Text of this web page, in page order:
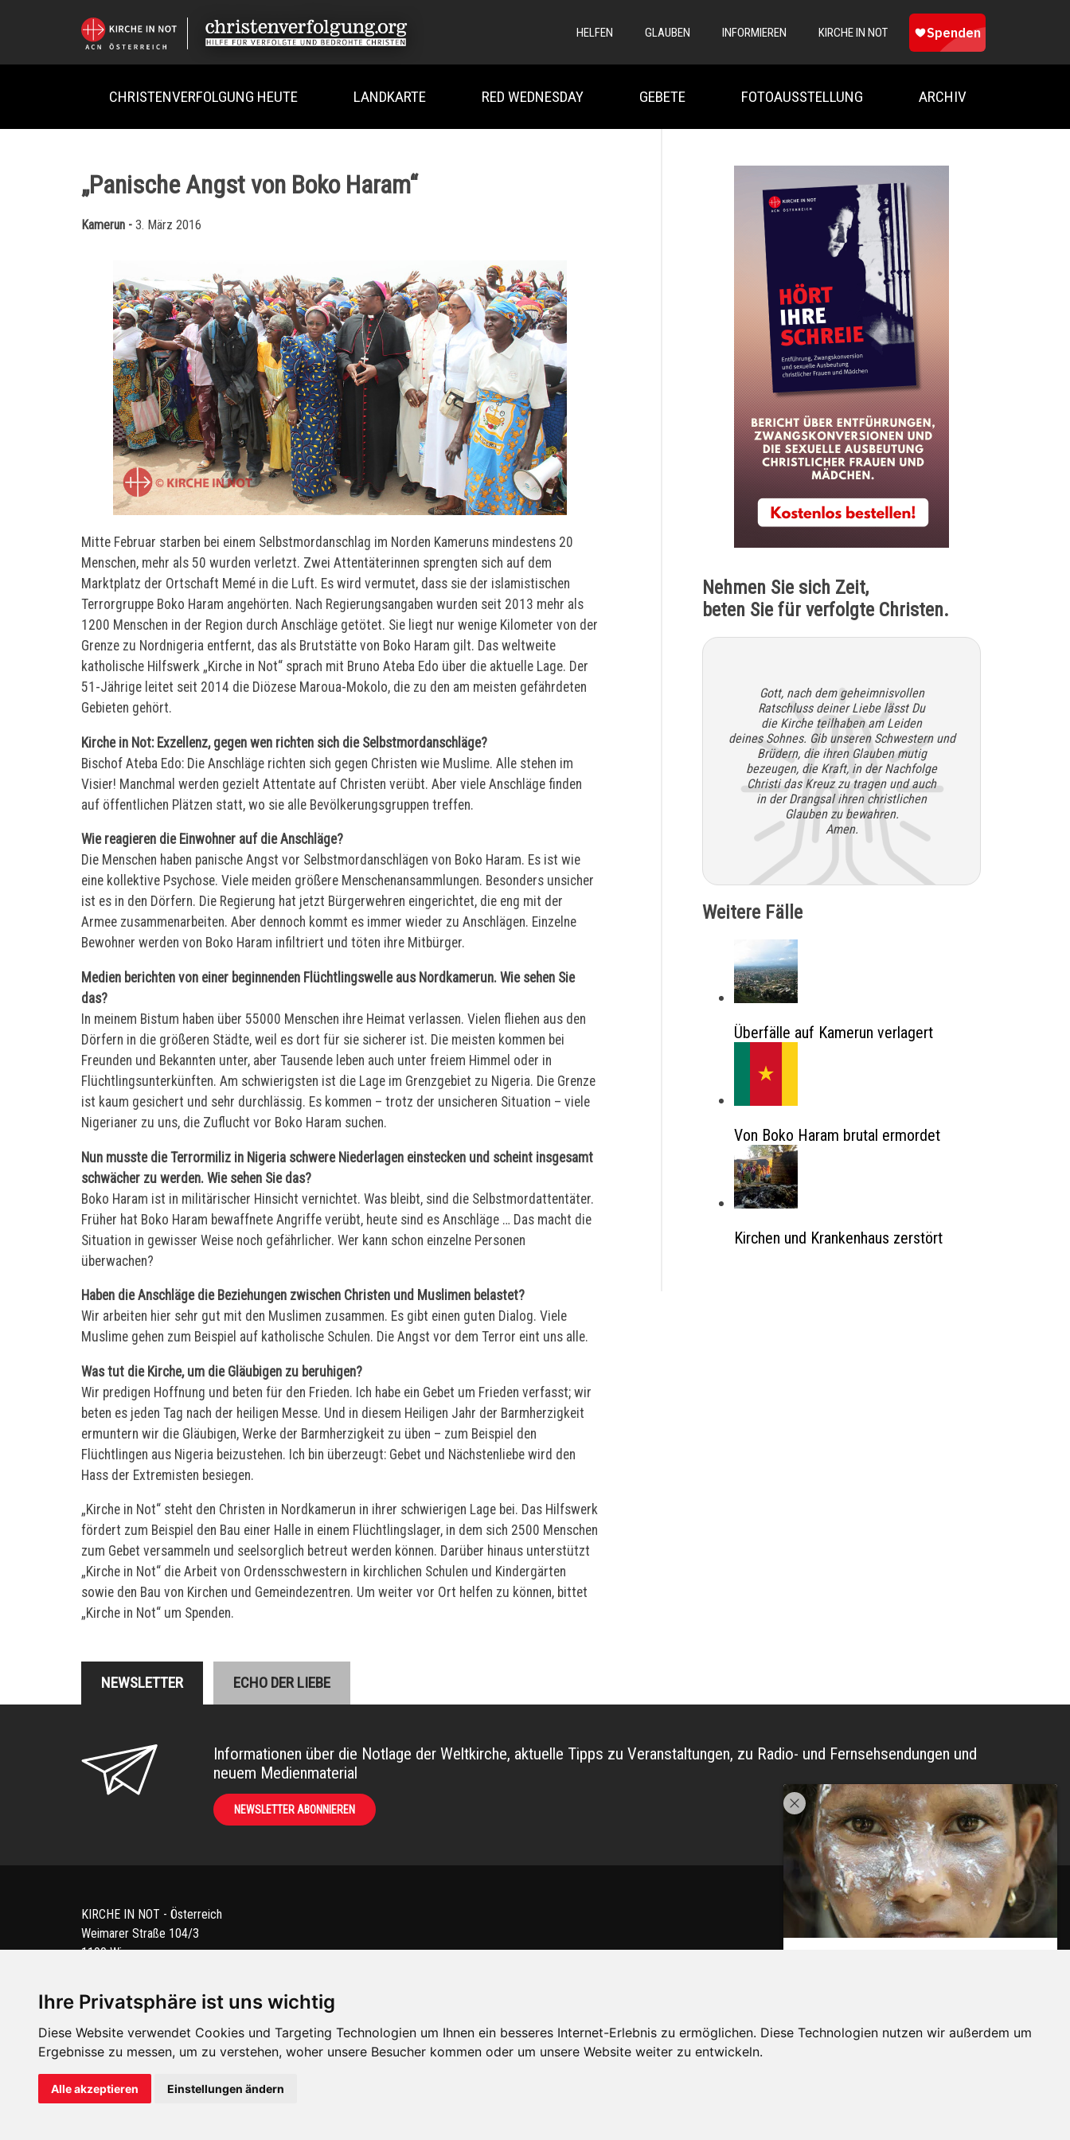
Ihre Privatsphäre ist uns wichtig
Diese Website verwendet Cookies und Targeting Technologien um Ihnen ein besseres Internet-Erlebnis zu ermöglichen. Diese Technologien nutzen wir außerdem um
Ergebnisse zu messen, um zu verstehen, woher unsere Besucher kommen oder um unsere Website weiter zu entwickeln.
Alle akzeptieren Einstellungen ändern
HELFEN GLAUBEN INFORMIEREN KIRCHE IN NOT
CHRISTENVERFOLGUNG HEUTE LANDKARTE RED WEDNESDAY GEBETE FOTOAUSSTELLUNG ARCHIV
„Panische Angst von Boko Haram“
Kamerun - 3. März 2016
Mitte Februar starben bei einem Selbstmordanschlag im Norden Kameruns mindestens 20
Menschen, mehr als 50 wurden verletzt. Zwei Attentäterinnen sprengten sich auf dem
Marktplatz der Ortschaft Memé in die Luft. Es wird vermutet, dass sie der islamistischen
Terrorgruppe Boko Haram angehörten. Nach Regierungsangaben wurden seit 2013 mehr als
1200 Menschen in der Region durch Anschläge getötet. Sie liegt nur wenige Kilometer von der
Grenze zu Nordnigeria entfernt, das als Brutstätte von Boko Haram gilt. Das weltweite
katholische Hilfswerk „Kirche in Not“ sprach mit Bruno Ateba Edo über die aktuelle Lage. Der
51-Jährige leitet seit 2014 die Diözese Maroua-Mokolo, die zu den am meisten gefährdeten
Gebieten gehört.
Kirche in Not: Exzellenz, gegen wen richten sich die Selbstmordanschläge?
Bischof Ateba Edo: Die Anschläge richten sich gegen Christen wie Muslime. Alle stehen im
Visier! Manchmal werden gezielt Attentate auf Christen verübt. Aber viele Anschläge finden
auf öffentlichen Plätzen statt, wo sie alle Bevölkerungsgruppen treffen.
Wie reagieren die Einwohner auf die Anschläge?
Die Menschen haben panische Angst vor Selbstmordanschlägen von Boko Haram. Es ist wie
eine kollektive Psychose. Viele meiden größere Menschenansammlungen. Besonders unsicher
ist es in den Dörfern. Die Regierung hat jetzt Bürgerwehren eingerichtet, die eng mit der
Armee zusammenarbeiten. Aber dennoch kommt es immer wieder zu Anschlägen. Einzelne
Bewohner werden von Boko Haram infiltriert und töten ihre Mitbürger.
Medien berichten von einer beginnenden Flüchtlingswelle aus Nordkamerun. Wie sehen Sie
das?
In meinem Bistum haben über 55000 Menschen ihre Heimat verlassen. Vielen fliehen aus den
Dörfern in die größeren Städte, weil es dort für sie sicherer ist. Die meisten kommen bei
Freunden und Bekannten unter, aber Tausende leben auch unter freiem Himmel oder in
Flüchtlingsunterkünften. Am schwierigsten ist die Lage im Grenzgebiet zu Nigeria. Die Grenze
ist kaum gesichert und sehr durchlässig. Es kommen – trotz der unsicheren Situation – viele
Nigerianer zu uns, die Zuflucht vor Boko Haram suchen.
Nun musste die Terrormiliz in Nigeria schwere Niederlagen einstecken und scheint insgesamt
schwächer zu werden. Wie sehen Sie das?
Boko Haram ist in militärischer Hinsicht vernichtet. Was bleibt, sind die Selbstmordattentäter.
Früher hat Boko Haram bewaffnete Angriffe verübt, heute sind es Anschläge … Das macht die
Situation in gewisser Weise noch gefährlicher. Wer kann schon einzelne Personen
überwachen?
Haben die Anschläge die Beziehungen zwischen Christen und Muslimen belastet?
Wir arbeiten hier sehr gut mit den Muslimen zusammen. Es gibt einen guten Dialog. Viele
Muslime gehen zum Beispiel auf katholische Schulen. Die Angst vor dem Terror eint uns alle.
Was tut die Kirche, um die Gläubigen zu beruhigen?
Wir predigen Hoffnung und beten für den Frieden. Ich habe ein Gebet um Frieden verfasst; wir
beten es jeden Tag nach der heiligen Messe. Und in diesem Heiligen Jahr der Barmherzigkeit
ermuntern wir die Gläubigen, Werke der Barmherzigkeit zu üben – zum Beispiel den
Flüchtlingen aus Nigeria beizustehen. Ich bin überzeugt: Gebet und Nächstenliebe wird den
Hass der Extremisten besiegen.
„Kirche in Not“ steht den Christen in Nordkamerun in ihrer schwierigen Lage bei. Das Hilfswerk
fördert zum Beispiel den Bau einer Halle in einem Flüchtlingslager, in dem sich 2500 Menschen
zum Gebet versammeln und seelsorglich betreut werden können. Darüber hinaus unterstützt
„Kirche in Not“ die Arbeit von Ordensschwestern in kirchlichen Schulen und Kindergärten
sowie den Bau von Kirchen und Gemeindezentren. Um weiter vor Ort helfen zu können, bittet
„Kirche in Not“ um Spenden.
Nehmen Sie sich Zeit,
beten Sie für verfolgte Christen.
Gott, nach dem geheimnisvollen
Ratschluss deiner Liebe lässt Du
die Kirche teilhaben am Leiden
deines Sohnes. Gib unseren Schwestern und
Brüdern, die ihren Glauben mutig
bezeugen, die Kraft, in der Nachfolge
Christi das Kreuz zu tragen und auch
in der Drangsal ihren christlichen
Glauben zu bewahren.
Amen.
Weitere Fälle
Überfälle auf Kamerun verlagert
Von Boko Haram brutal ermordet
Kirchen und Krankenhaus zerstört
NEWSLETTER ECHO DER LIEBE
Informationen über die Notlage der Weltkirche, aktuelle Tipps zu Veranstaltungen, zu Radio- und Fernsehsendungen und
neuem Medienmaterial
NEWSLETTER ABONNIEREN
KIRCHE IN NOT - Österreich
Weimarer Straße 104/3
1190 Wien
KIN weltweit